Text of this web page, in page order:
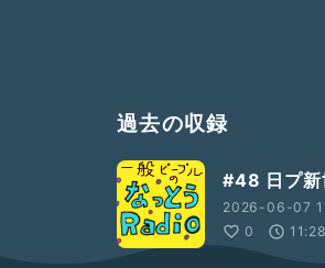
過去の収録
#48 日プ新
2026-06-07
0
11:28